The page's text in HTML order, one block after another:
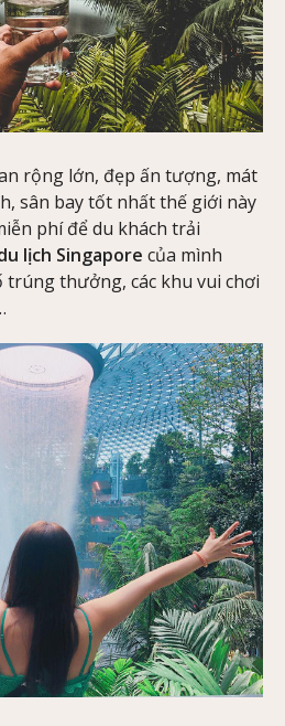
rộng lớn, đẹp ấn tượng, mát
sân bay tốt nhất thế giới này
phí để du khách trải
lịch Singapore của mình
trúng thưởng, các khu vui chơi